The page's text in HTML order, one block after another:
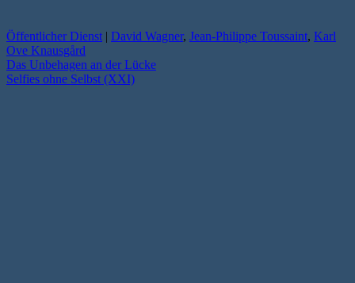
Öffentlicher Dienst | David Wagner, Jean-Philippe Toussaint, Karl
Ove Knausgård
Das Unbehagen an der Lücke
Selfies ohne Selbst (XXI)